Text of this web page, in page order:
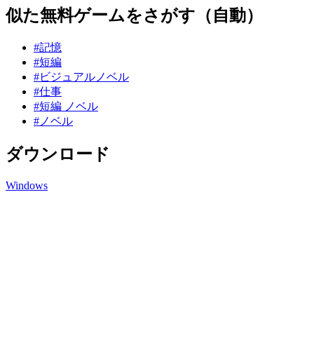
似た無料ゲームをさがす（自動）
#記憶
#短編
#ビジュアルノベル
#仕事
#短編 ノベル
#ノベル
ダウンロード
Windows